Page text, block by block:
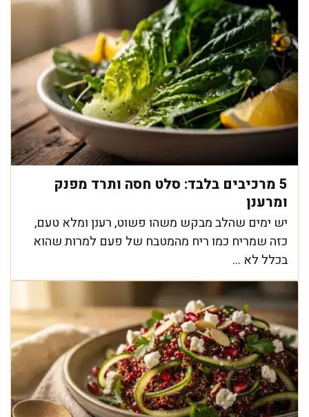
5 מרכיבים בלבד: סלט חסה ותרד מפנק
ומרענן
יש ימים שהלב מבקש משהו פשוט, רענן ומלא טעם,
כזה שמריח כמו ריח מהמטבח של פעם למרות שהוא
בכלל לא ...